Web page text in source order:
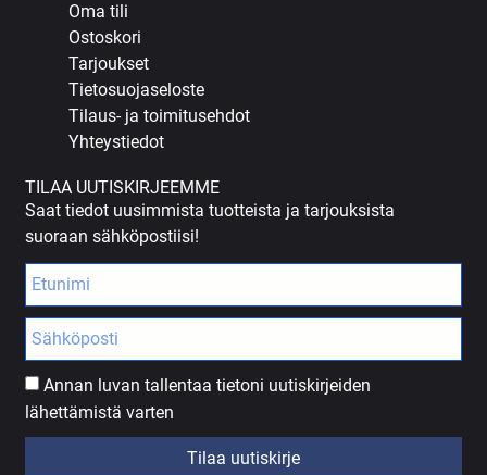
Oma tili
Ostoskori
Tarjoukset
Tietosuojaseloste
Tilaus- ja toimitusehdot
Yhteystiedot
TILAA UUTISKIRJEEMME
Saat tiedot uusimmista tuotteista ja tarjouksista
suoraan sähköpostiisi!
Annan luvan tallentaa tietoni uutiskirjeiden
lähettämistä varten
Tilaa uutiskirje